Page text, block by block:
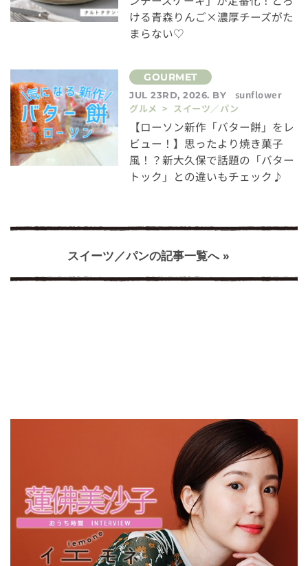
ける青森りんご×濃厚チーズがた
まらない♡
JUL 23RD, 2026. BY
sunflower
グルメ > スイーツ／パン
【ローソン新作「バター餅」をレ
ビュー！】思ったより焼き菓子
風！？新大久保で話題の「バター
トック」との違いもチェック♪
スイーツ／パンの記事一覧へ »